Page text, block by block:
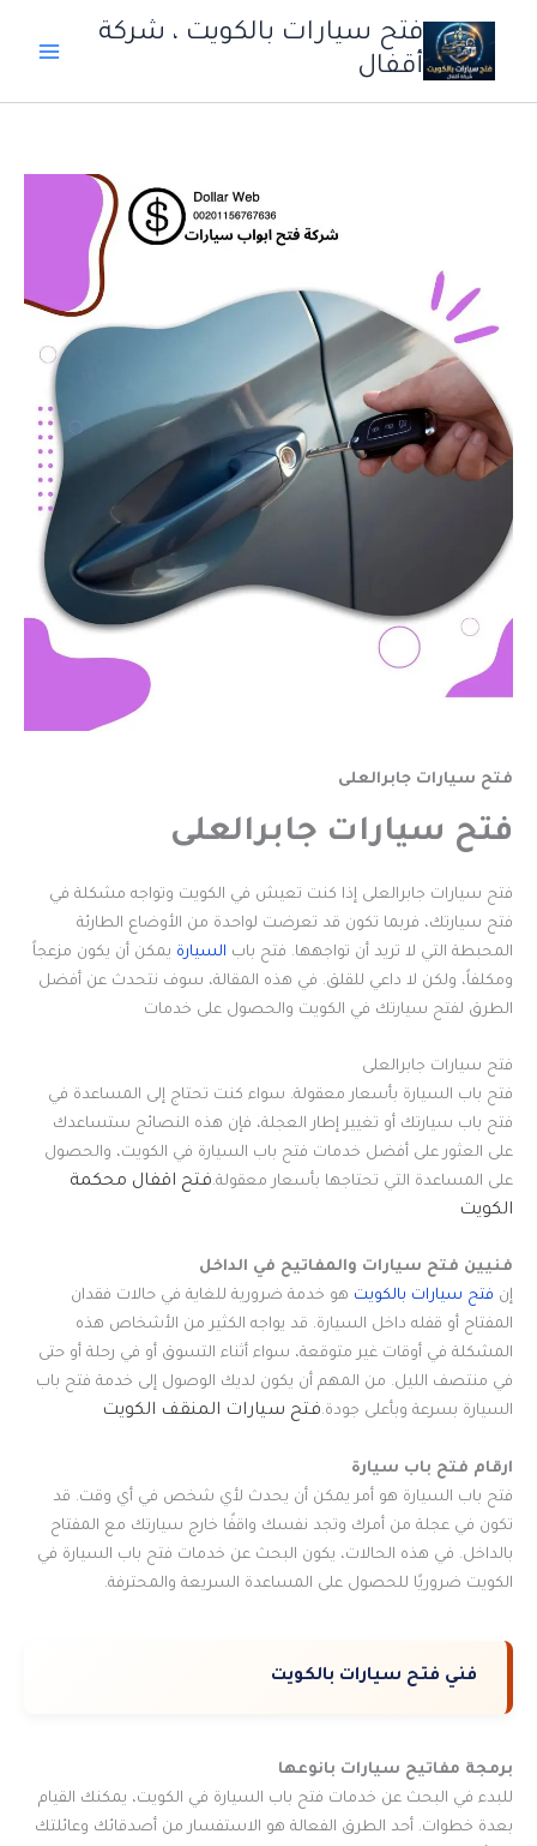
المحتوى
فتح سيارات بالكويت ، شركة
أقفال
فتح سيارات جابرالعلى
فتح سيارات جابرالعلى
فتح سيارات جابرالعلى إذا كنت تعيش في الكويت وتواجه مشكلة في
فتح سيارتك، فربما تكون قد تعرضت لواحدة من الأوضاع الطارئة
المحبطة التي لا تريد أن تواجهها. فتح باب السيارة يمكن أن يكون مزعجاً
ومكلفاً، ولكن لا داعي للقلق. في هذه المقالة، سوف نتحدث عن أفضل
الطرق لفتح سيارتك في الكويت والحصول على خدمات
فتح سيارات جابرالعلى
فتح باب السيارة بأسعار معقولة. سواء كنت تحتاج إلى المساعدة في
فتح باب سيارتك أو تغيير إطار العجلة، فإن هذه النصائح ستساعدك
على العثور على أفضل خدمات فتح باب السيارة في الكويت، والحصول
على المساعدة التي تحتاجها بأسعار معقولة.فتح اقفال محكمة
الكويت
فنيين فتح سيارات والمفاتيح في الداخل
إن فتح سيارات بالكويت هو خدمة ضرورية للغاية في حالات فقدان
المفتاح أو قفله داخل السيارة. قد يواجه الكثير من الأشخاص هذه
المشكلة في أوقات غير متوقعة، سواء أثناء التسوق أو في رحلة أو حتى
في منتصف الليل. من المهم أن يكون لديك الوصول إلى خدمة فتح باب
السيارة بسرعة وبأعلى جودة.فتح سيارات المنقف الكويت
ارقام فتح باب سيارة
فتح باب السيارة هو أمر يمكن أن يحدث لأي شخص في أي وقت. قد
تكون في عجلة من أمرك وتجد نفسك واقفًا خارج سيارتك مع المفتاح
بالداخل. في هذه الحالات، يكون البحث عن خدمات فتح باب السيارة في
الكويت ضروريًا للحصول على المساعدة السريعة والمحترفة.
فني فتح سيارات بالكويت
برمجة مفاتيح سيارات بانوعها
للبدء في البحث عن خدمات فتح باب السيارة في الكويت، يمكنك القيام
بعدة خطوات. أحد الطرق الفعالة هو الاستفسار من أصدقائك وعائلتك